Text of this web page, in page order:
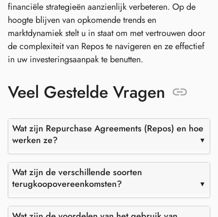
financiële strategieën aanzienlijk verbeteren. Op de
hoogte blijven van opkomende trends en
marktdynamiek stelt u in staat om met vertrouwen door
de complexiteit van Repos te navigeren en ze effectief
in uw investeringsaanpak te benutten.
Veel Gestelde Vragen
Wat zijn Repurchase Agreements (Repos) en hoe
werken ze?
Wat zijn de verschillende soorten
terugkoopovereenkomsten?